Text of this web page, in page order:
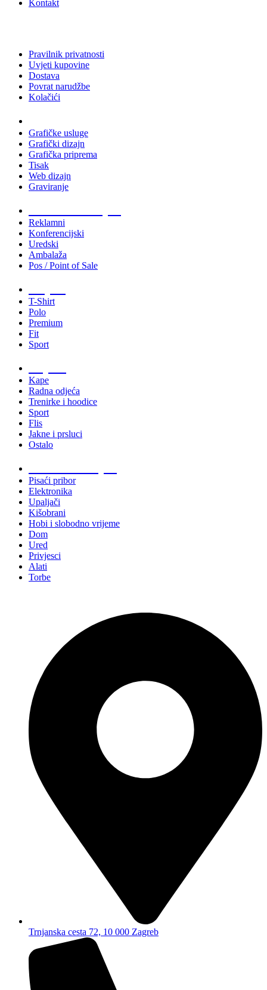
Kontakt
Pravilnik privatnosti
Uvjeti kupovine
Dostava
Povrat narudžbe
Kolačići
Grafičke usluge
Grafički dizajn
Grafička priprema
Tisak
Web dizajn
Graviranje
Reklamni
Konferencijski
Uredski
Ambalaža
Pos / Point of Sale
T-Shirt
Polo
Premium
Fit
Sport
Kape
Radna odjeća
Trenirke i hoodice
Sport
Flis
Jakne i prsluci
Ostalo
Pisaći pribor
Elektronika
Upaljači
Kišobrani
Hobi i slobodno vrijeme
Dom
Ured
Privjesci
Alati
Torbe
Trnjanska cesta 72, 10 000 Zagreb